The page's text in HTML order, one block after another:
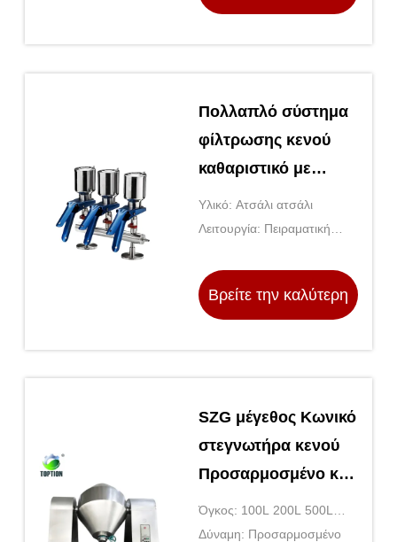
Πολλαπλό σύστημα
φίλτρωσης κενού
καθαριστικό με
κλαδική λακκούβα
πολλαπλάσματα
το εργαστήριο
Υλικό: Ατσάλι ατσάλι
Λειτουργία: Πειραματική
Βρείτε την καλύτερη
SZG μέγεθος Κωνικό
στεγνωτήρα κενού
Προσαρμοσμένο και
επαγγελματικό
περιστρεφόμενο
Όγκος: 100L 200L 500L
800L 1500LΔύναμη: Προσαρμοσμένο